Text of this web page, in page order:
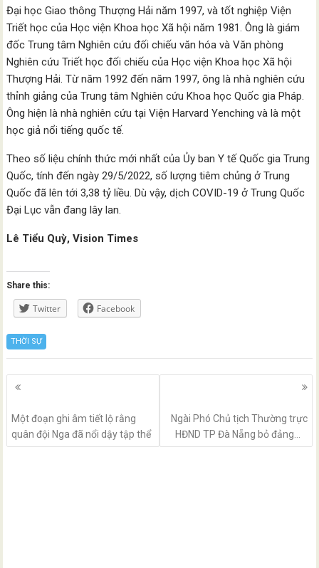
Đại học Giao thông Thượng Hải năm 1997, và tốt nghiệp Viện
Triết học của Học viện Khoa học Xã hội năm 1981. Ông là giám
đốc Trung tâm Nghiên cứu đối chiếu văn hóa và Văn phòng
Nghiên cứu Triết học đối chiếu của Học viện Khoa học Xã hội
Thượng Hải. Từ năm 1992 đến năm 1997, ông là nhà nghiên cứu
thỉnh giảng của Trung tâm Nghiên cứu Khoa học Quốc gia Pháp.
Ông hiện là nhà nghiên cứu tại Viện Harvard Yenching và là một
học giả nổi tiếng quốc tế.
Theo số liệu chính thức mới nhất của Ủy ban Y tế Quốc gia Trung
Quốc, tính đến ngày 29/5/2022, số lượng tiêm chủng ở Trung
Quốc đã lên tới 3,38 tỷ liều. Dù vậy, dịch COVID-19 ở Trung Quốc
Đại Lục vẫn đang lây lan.
Lê Tiểu Quỳ, Vision Times
Share this:
Twitter Facebook
THỜI SỰ
Posts
Một đoạn ghi âm tiết lộ rằng
quân đội Nga đã nổi dậy tập thể
Ngài Phó Chủ tịch Thường trực
HĐND TP Đà Nẵng bỏ đảng…